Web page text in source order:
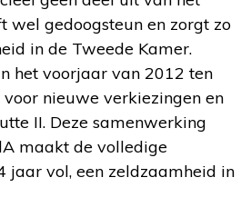
wel gedoogsteun en zorgt zo
in de Tweede Kamer.
het voorjaar van 2012 ten
nieuwe verkiezingen en
II. Deze samenwerking
maakt de volledige
jaar vol, een zeldzaamheid in